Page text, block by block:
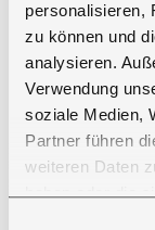
personalisieren,
zu können und
analysieren.
Verwendung
soziale Medien,
Partner führen
weiteren Daten
haben oder die
Zahlung,